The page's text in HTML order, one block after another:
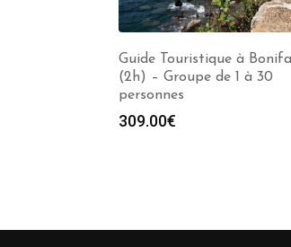
Guide Touristique à
(2h) – Groupe de 1 à 30
personnes
309.00€